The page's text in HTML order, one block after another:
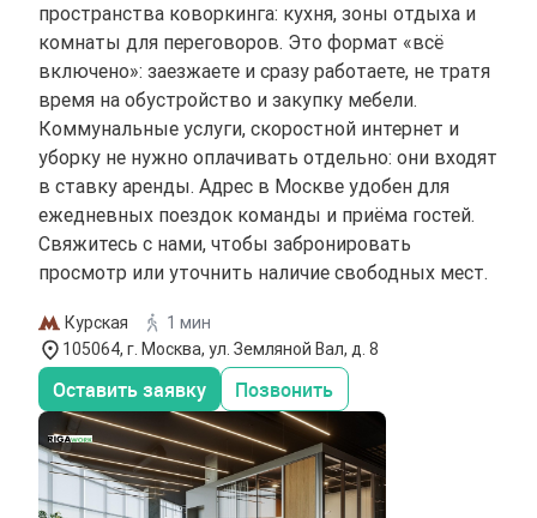
пространства коворкинга: кухня, зоны отдыха и
комнаты для переговоров. Это формат «всё
включено»: заезжаете и сразу работаете, не тратя
время на обустройство и закупку мебели.
Коммунальные услуги, скоростной интернет и
уборку не нужно оплачивать отдельно: они входят
в ставку аренды. Адрес в Москве удобен для
ежедневных поездок команды и приёма гостей.
Свяжитесь с нами, чтобы забронировать
просмотр или уточнить наличие свободных мест.
Курская
1 мин
105064, г. Москва, ул. Земляной Вал, д. 8
Оставить заявку Позвонить